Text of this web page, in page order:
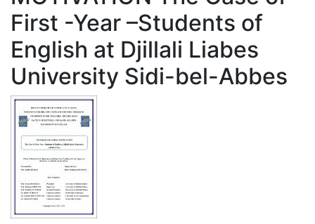
First -Year –Students of
English at Djillali Liabes
University Sidi-bel-Abbes